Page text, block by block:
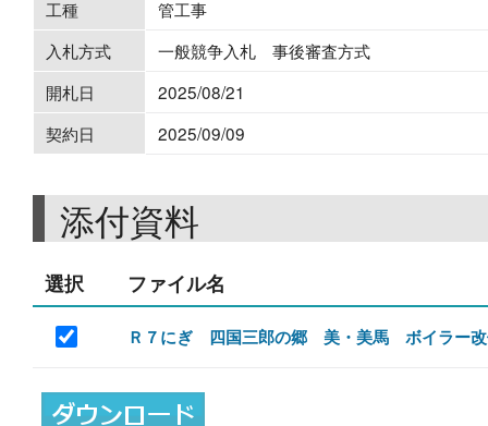
工種
管工事
入札方式
一般競争入札 事後審査方式
開札日
2025/08/21
契約日
2025/09/09
添付資料
選択 ファイル名
Ｒ７にぎ 四国三郎の郷 美・美馬 ボイラー改